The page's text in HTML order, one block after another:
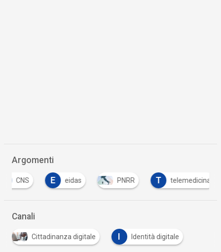
Argomenti
CNS E eidas PNRR T telemedicina
Canali
Cittadinanza digitale I Identità digitale